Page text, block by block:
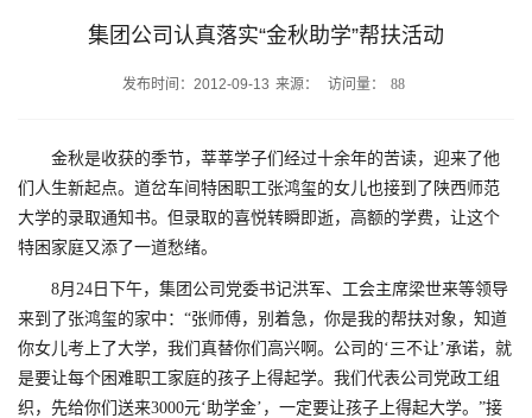
集团公司认真落实“金秋助学”帮扶活动
发布时间：2012-09-13 来源： 访问量： 88
金秋是收获的季节，莘莘学子们经过十余年的苦读，迎来了他
们人生新起点。道岔车间特困职工张鸿玺的女儿也接到了陕西师范
大学的录取通知书。但录取的喜悦转瞬即逝，高额的学费，让这个
特困家庭又添了一道愁绪。
8月24日下午，集团公司党委书记洪军、工会主席梁世来等领导
来到了张鸿玺的家中：“张师傅，别着急，你是我的帮扶对象，知道
你女儿考上了大学，我们真替你们高兴啊。公司的‘三不让’承诺，就
是要让每个困难职工家庭的孩子上得起学。我们代表公司党政工组
织，先给你们送来3000元‘助学金’，一定要让孩子上得起大学。”接